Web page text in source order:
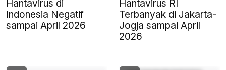
Hantavirus di
Indonesia Negatif
sampai April 2026
Hantavirus RI
Terbanyak di Jakarta-
Jogja sampai April
2026